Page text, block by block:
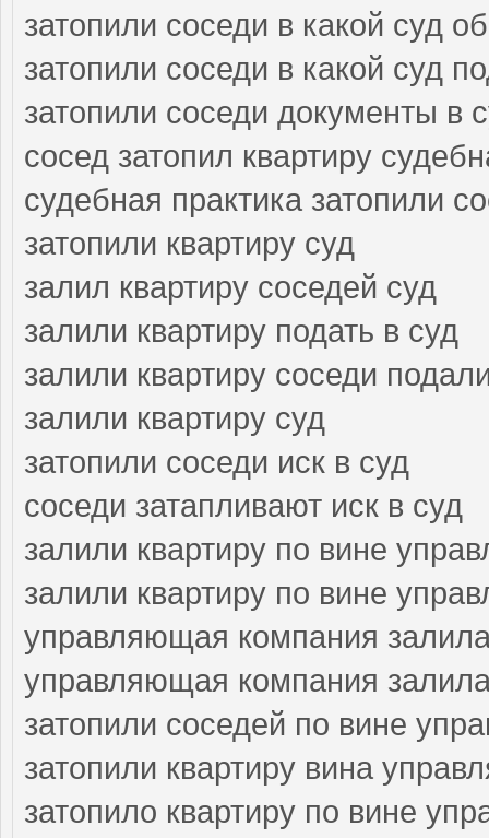
затопили соседи в какой суд
затопили соседи в какой суд
затопили соседи документы в
сосед затопил квартиру
судебная практика затопили
затопили квартиру суд
залил квартиру соседей суд
залили квартиру подать в суд
залили квартиру соседи
залили квартиру суд
затопили соседи иск в суд
соседи затапливают иск в суд
залили квартиру по вине
залили квартиру по вине
управляющая компания
управляющая компания залила
затопили соседей по вине
затопили квартиру вина
затопило квартиру по вине